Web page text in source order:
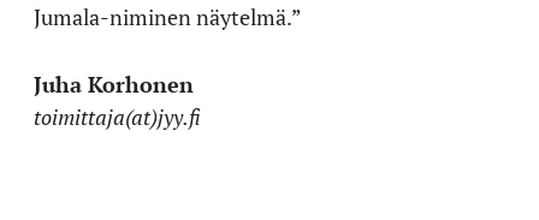
Jumala-niminen näytelmä.”
Juha Korhonen
toimittaja(at)jyy.fi